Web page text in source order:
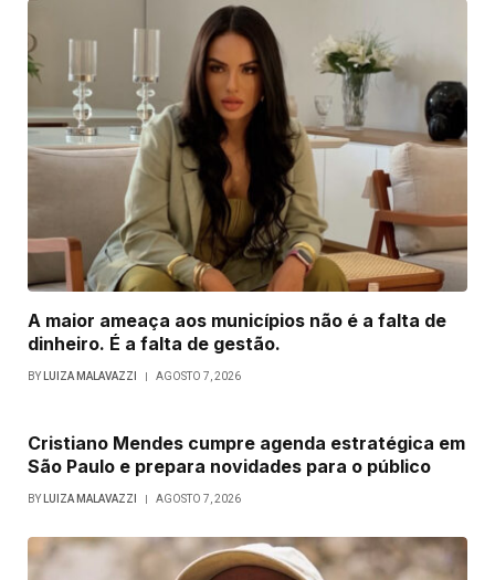
A maior ameaça aos municípios não é a falta de
dinheiro. É a falta de gestão.
BY LUIZA MALAVAZZI AGOSTO 7, 2026
Cristiano Mendes cumpre agenda estratégica em
São Paulo e prepara novidades para o público
BY LUIZA MALAVAZZI AGOSTO 7, 2026